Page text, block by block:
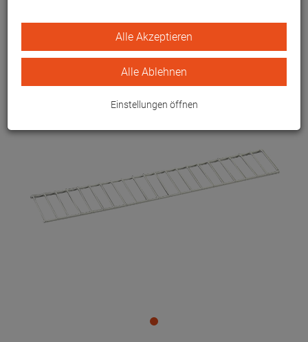
Cramer-Schienen 20x2 cm
Alle Akzeptieren
Alle Ablehnen
Einstellungen öffnen